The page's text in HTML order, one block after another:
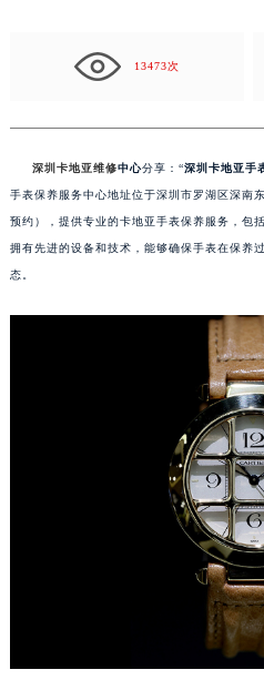
13473次
深圳卡地亚维修中心分享：“深圳卡地亚手
手表保养服务中心地址位于深圳市罗湖区深南
预约），提供专业的卡地亚手表保养服务，包
拥有先进的设备和技术，能够确保手表在保养
态。